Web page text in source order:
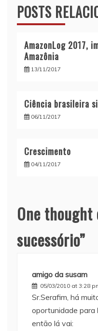
POSTS
AmazonLog 2017,
Amazônia
13/11/2017
Ciência brasileira
06/11/2017
Crescimento
04/11/2017
One thought
sucessório”
amigo da susam
05/03/2010 at 3:28
Sr.Serafim, há
oportunidade para
então lá vai: